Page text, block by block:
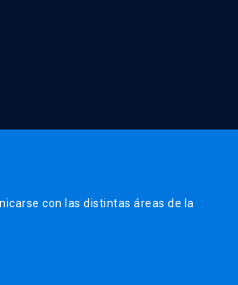
con las distintas áreas de la